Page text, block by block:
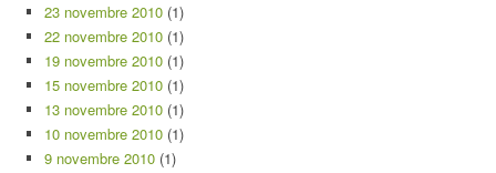
23 novembre 2010 (1)
22 novembre 2010 (1)
19 novembre 2010 (1)
15 novembre 2010 (1)
13 novembre 2010 (1)
10 novembre 2010 (1)
9 novembre 2010 (1)